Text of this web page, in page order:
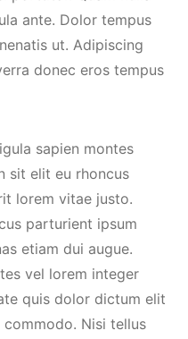
ante. Dolor tempus
ut. Adipiscing
donec eros tempus
sapien montes
sit elit eu rhoncus
lorem vitae justo.
parturient ipsum
etiam dui augue.
vel lorem integer
quis dolor dictum elit
Nisi tellus